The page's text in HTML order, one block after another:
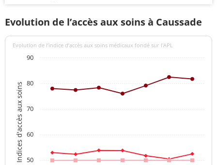
Evolution de l’accès aux soins à Caussade
Indices d'accès aux soins
Evolution de l’indice d’accès aux soins médicaux fondé sur l'APL
50
60
70
80
90